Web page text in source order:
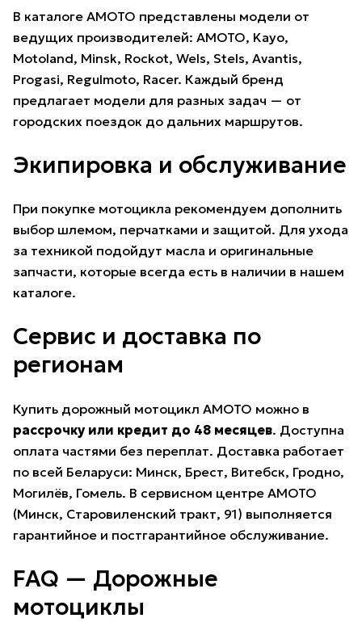
В каталоге AMOTO представлены модели от
ведущих производителей: AMOTO, Kayo,
Motoland, Minsk, Rockot, Wels, Stels, Avantis,
Progasi, Regulmoto, Racer. Каждый бренд
предлагает модели для разных задач — от
городских поездок до дальних маршрутов.
Экипировка и обслуживание
При покупке мотоцикла рекомендуем дополнить
выбор шлемом, перчатками и защитой. Для ухода
за техникой подойдут масла и оригинальные
запчасти, которые всегда есть в наличии в нашем
каталоге.
Сервис и доставка по
регионам
Купить дорожный мотоцикл AMOTO можно в
рассрочку или кредит до 48 месяцев. Доступна
оплата частями без переплат. Доставка работает
по всей Беларуси: Минск, Брест, Витебск, Гродно,
Могилёв, Гомель. В сервисном центре AMOTO
(Минск, Старовиленский тракт, 91) выполняется
гарантийное и постгарантийное обслуживание.
FAQ — Дорожные
мотоциклы